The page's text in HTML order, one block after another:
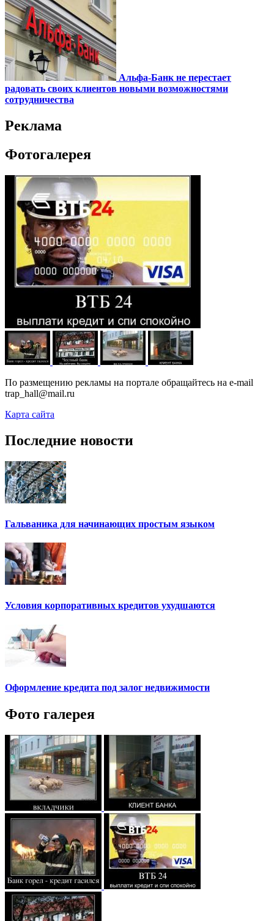
Альфа-Банк не перестает
радовать своих клиентов новыми возможностями
сотрудничества
Реклама
Фотогалерея
По размещению рекламы на портале обращайтесь на e-mail
trap_hall@mail.ru
Карта сайта
Последние новости
Гальваника для начинающих простым языком
Условия корпоративных кредитов ухудшаются
Оформление кредита под залог недвижимости
Фото галерея